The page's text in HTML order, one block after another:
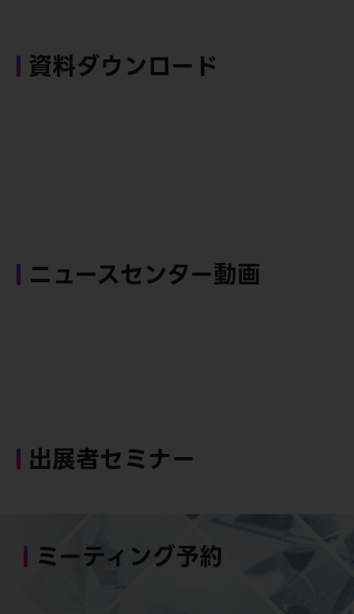
資料ダウンロード
ニュースセンター動画
出展者セミナー
ミーティング予約